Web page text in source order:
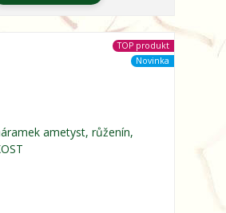
TOP produkt
Novinka